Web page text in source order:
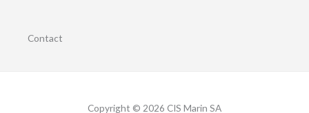
Contact
Copyright © 2026 CIS Marin SA